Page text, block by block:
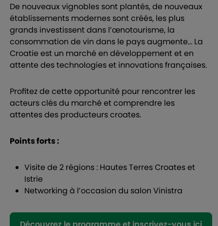
De nouveaux vignobles sont plantés, de nouveaux
établissements modernes sont créés, les plus
grands investissent dans l’œnotourisme, la
consommation de vin dans le pays augmente… La
Croatie est un marché en développement et en
attente des technologies et innovations françaises.
Profitez de cette opportunité pour rencontrer les
acteurs clés du marché et comprendre les
attentes des producteurs croates.
Points forts :
Visite de 2 régions : Hautes Terres Croates et
Istrie
Networking à l’occasion du salon Vinistra